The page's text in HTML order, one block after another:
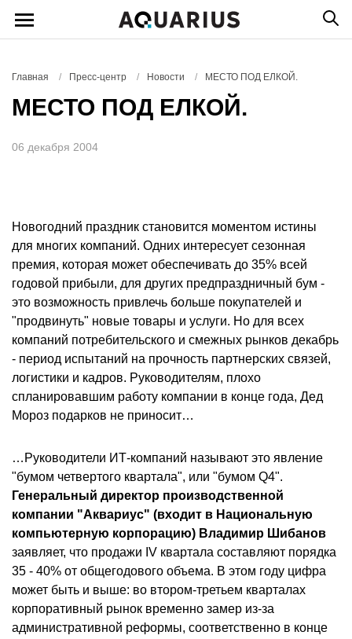
Главная / Пресс-центр / Новости / МЕСТО ПОД ЕЛКОЙ.
МЕСТО ПОД ЕЛКОЙ.
06 декабря 2004
Новогодний праздник становится моментом истины
для многих компаний. Одних интересует сезонная
премия, которая может обеспечивать до 35% всей
годовой прибыли, для других предпраздничный бум -
это возможность привлечь больше покупателей и
"продвинуть" новые товары и услуги. Но для всех
компаний потребительского и смежных рынков декабрь
- период испытаний на прочность партнерских связей,
логистики и кадров. Руководителям, плохо
спланировавшим работу компании в конце года, Дед
Мороз подарков не приносит…
…Руководители ИТ-компаний называют это явление
"бумом четвертого квартала", или "бумом Q4".
Генеральный директор производственной
компании "Аквариус" (входит в Национальную
компьютерную корпорацию) Владимир Шибанов
заявляет, что продажи IV квартала составляют порядка
35 - 40% от общегодового объема. В этом году цифра
может быть и выше: во втором-третьем кварталах
корпоративный рынок временно замер из-за
административной реформы, соответственно в конце